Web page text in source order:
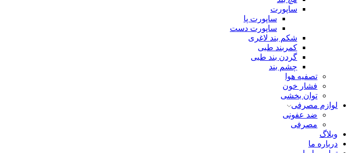
ساپورت
ساپورت پا
ساپورت دست
شکم بند لاغری
کمربند طبی
گردن بند طبی
چشم بند
تصفیه هوا
فشار خون
توان بخشی
لوازم مصرفی
ضد عفونی
مصرفی
وبلاگ
درباره ما